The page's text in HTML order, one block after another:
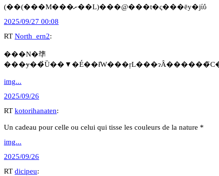
(��(���M���ށ��L)���@���t�ς���ēy�jίΰ
2025/09/27 00:08
RT North_ern2:
���N�㔼
img...
2025/09/26
RT kotorihanaten:
Un cadeau pour celle ou celui qui tisse les couleurs de la nature *
img...
2025/09/26
RT dicipeu: